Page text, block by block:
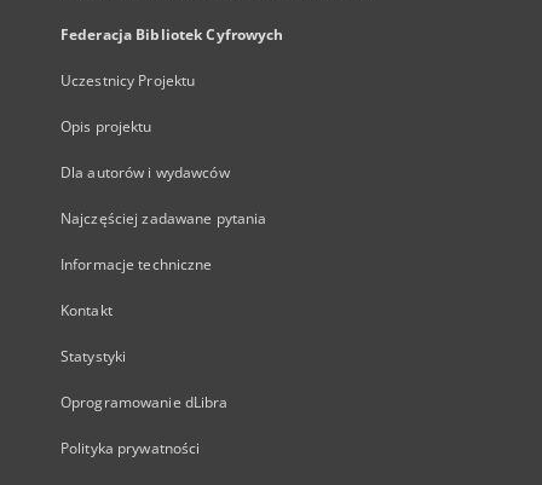
Federacja Bibliotek Cyfrowych
Uczestnicy Projektu
Opis projektu
Dla autorów i wydawców
Najczęściej zadawane pytania
Informacje techniczne
Kontakt
Statystyki
Oprogramowanie dLibra
Polityka prywatności